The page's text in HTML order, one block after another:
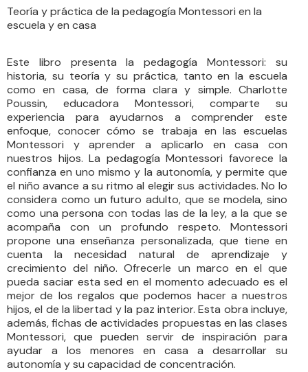
Teoría y práctica de la pedagogía Montessori en la
escuela y en casa
Este libro presenta la pedagogía Montessori: su
historia, su teoría y su práctica, tanto en la escuela
como en casa, de forma clara y simple. Charlotte
Poussin, educadora Montessori, comparte su
experiencia para ayudarnos a comprender este
enfoque, conocer cómo se trabaja en las escuelas
Montessori y aprender a aplicarlo en casa con
nuestros hijos. La pedagogía Montessori favorece la
confianza en uno mismo y la autonomía, y permite que
el niño avance a su ritmo al elegir sus actividades. No lo
considera como un futuro adulto, que se modela, sino
como una persona con todas las de la ley, a la que se
acompaña con un profundo respeto. Montessori
propone una enseñanza personalizada, que tiene en
cuenta la necesidad natural de aprendizaje y
crecimiento del niño. Ofrecerle un marco en el que
pueda saciar esta sed en el momento adecuado es el
mejor de los regalos que podemos hacer a nuestros
hijos, el de la libertad y la paz interior. Esta obra incluye,
además, fichas de actividades propuestas en las clases
Montessori, que pueden servir de inspiración para
ayudar a los menores en casa a desarrollar su
autonomía y su capacidad de concentración.